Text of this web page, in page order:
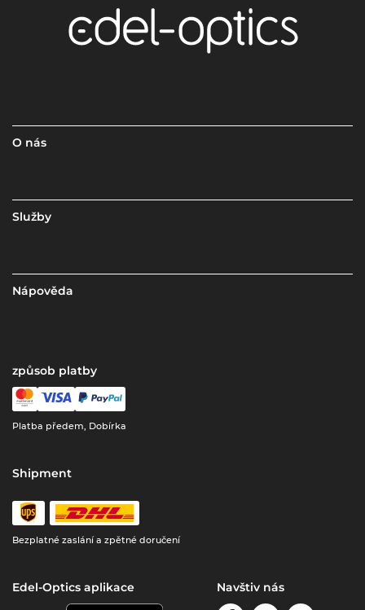
O nás
Služby
Nápověda
způsob platby
Platba předem, Dobírka
Shipment
Bezplatné zaslání a zpětné doručení
Edel-Optics aplikace Navštiv nás